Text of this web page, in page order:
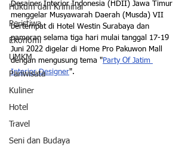
Hukum dan Kriminal
Peristiwa
Ekonomi
UMKM
Pariwisata
Kuliner
Hotel
Travel
Seni dan Budaya
Desainer Interior Indonesia (HDII) Jawa Timur
menggelar Musyawarah Daerah (Musda) VII
bertempat di Hotel Westin Surabaya dan
pameran selama tiga hari mulai tanggal 17-19
Juni 2022 digelar di Home Pro Pakuwon Mall
dengan mengusung tema "Party Of Jatim
Interior Designer".